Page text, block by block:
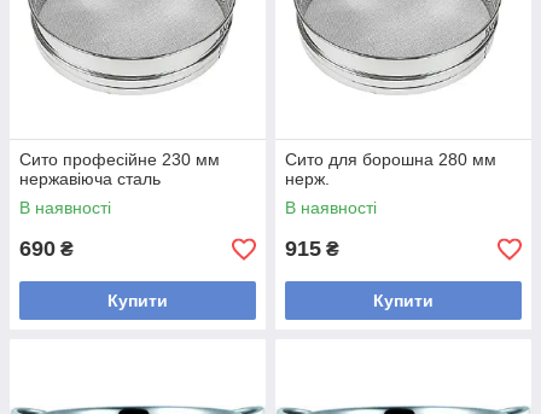
Сито професійне 230 мм
нержавіюча сталь
В наявності
690 ₴
Купити
Сито для борошна 280 мм
нерж.
В наявності
915 ₴
Купити